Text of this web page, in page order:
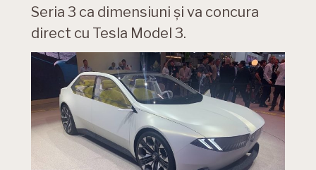
Seria 3 ca dimensiuni și va concura
direct cu Tesla Model 3.